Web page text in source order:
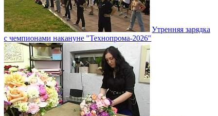
Утренняя зарядка
с чемпионами накануне "Технопрома-2026"